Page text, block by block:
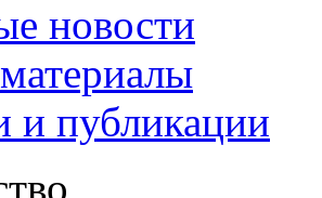
новости
и публикации